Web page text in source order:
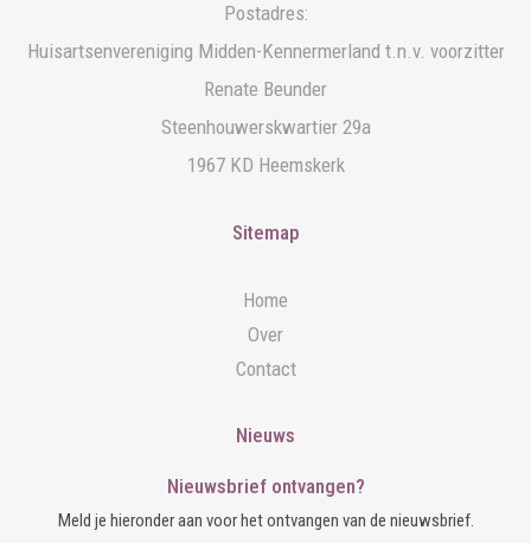
Postadres:
Huisartsenvereniging Midden-Kennermerland t.n.v. voorzitter
Renate Beunder
Steenhouwerskwartier 29a
1967 KD Heemskerk
Sitemap
Home
Over
Contact
Nieuws
Nieuwsbrief ontvangen?
Meld je hieronder aan voor het ontvangen van de nieuwsbrief.